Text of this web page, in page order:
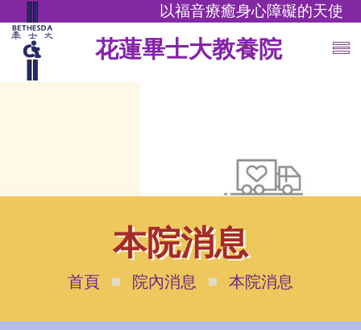
以福音療癒身心障礙的天使
花蓮畢士大教養院
本院消息
首頁 院內消息 本院消息